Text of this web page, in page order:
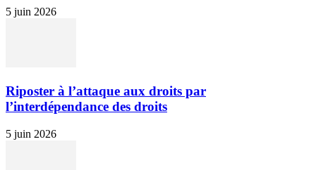
5 juin 2026
Riposter à l’attaque aux droits par
l’interdépendance des droits
5 juin 2026